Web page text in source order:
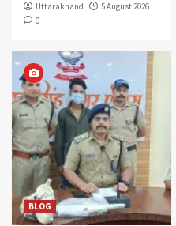
Uttarakhand
5 August 2026
0
BLOG